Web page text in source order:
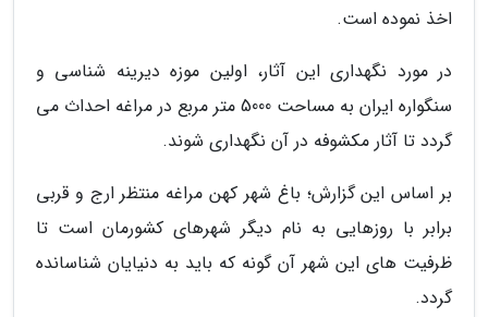
اخذ نموده است.
در مورد نگهداری این آثار، اولین موزه دیرینه شناسی و
سنگواره ایران به مساحت 5000 متر مربع در مراغه احداث می
گردد تا آثار مکشوفه در آن نگهداری شوند.
بر اساس این گزارش؛ باغ شهر کهن مراغه منتظر ارج و قربی
برابر با روزهایی به نام دیگر شهرهای کشورمان است تا
ظرفیت های این شهر آن گونه که باید به دنیایان شناسانده
گردد.